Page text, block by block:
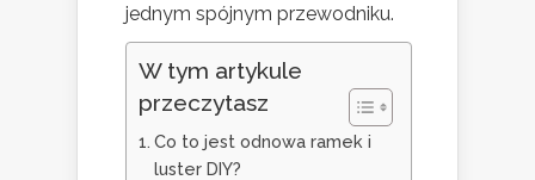
jednym spójnym przewodniku.
W tym artykule
przeczytasz
Co to jest odnowa ramek i
luster DIY?